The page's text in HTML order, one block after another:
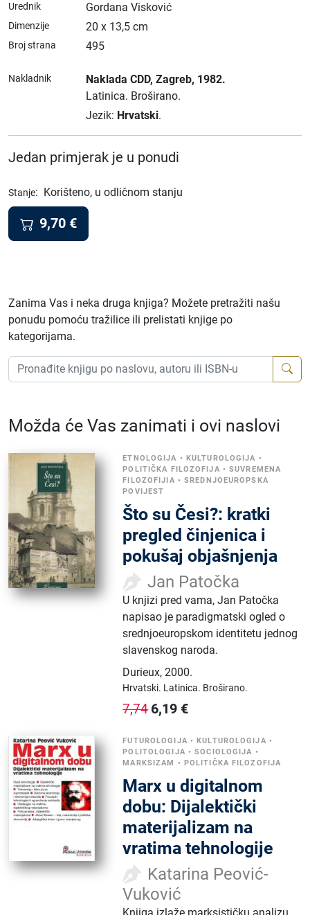
Urednik Gordana Visković
Dimenzije 20 x 13,5 cm
Broj strana 495
Nakladnik Naklada CDD, Zagreb, 1982.
Latinica. Broširano.
Jezik: Hrvatski.
Jedan primjerak je u ponudi
Stanje: Korišteno, u odličnom stanju
9,70 €
Zanima Vas i neka druga knjiga? Možete pretražiti našu
ponudu pomoću tražilice ili prelistati knjige po
kategorijama.
Možda će Vas zanimati i ovi naslovi
ETNOLOGIJA • KULTUROLOGIJA •
POLITIČKA FILOZOFIJA •SUVREMENA
FILOZOFIJIA •SREDNJOEUROPSKA
POVIJEST
Što su Česi?: kratki
pregled činjenica i
pokušaj objašnjenja
Jan Patočka
U knjizi pred vama, Jan Patočka
napisao je paradigmatski ogled o
srednjoeuropskom identitetu jednog
slavenskog naroda.
Durieux,2000.
Hrvatski. Latinica. Broširano.
7,74 6,19 €
FUTUROLOGIJA •KULTUROLOGIJA •
POLITOLOGIJA •SOCIOLOGIJA •
MARKSIZAM • POLITIČKA FILOZOFIJA
Marx u digitalnom
dobu: Dijalektički
materijalizam na
vratima tehnologije
Katarina Peović-
Vuković